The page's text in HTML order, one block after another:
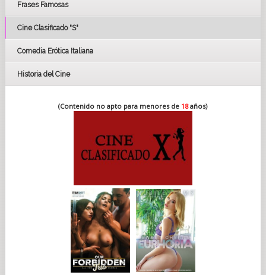
Frases Famosas
Cine Clasificado "S"
Comedia Erótica Italiana
Historia del Cine
(Contenido no apto para menores de 18años)